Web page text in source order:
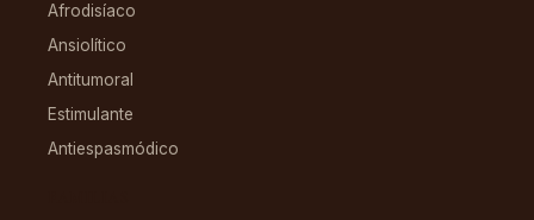
Afrodisíaco
Ansiolítico
Antitumoral
Estimulante
Antiespasmódico